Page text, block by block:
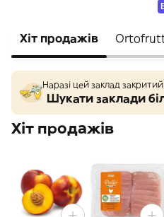
Хіт продажів
Наразі цей заклад
Шукати заклади
Хіт продажів